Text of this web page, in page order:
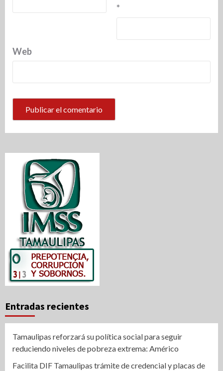
*
Web
Entradas recientes
Tamaulipas reforzará su política social para seguir
reduciendo niveles de pobreza extrema: Américo
Facilita DIF Tamaulipas trámite de credencial y placas de